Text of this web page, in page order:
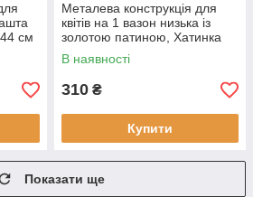
см
Металева конструкція для
квітів на 1 вазон низька із
золотою патиною, Хатинка
12х31 см
В наявності
310 ₴
Купити
Показати ще